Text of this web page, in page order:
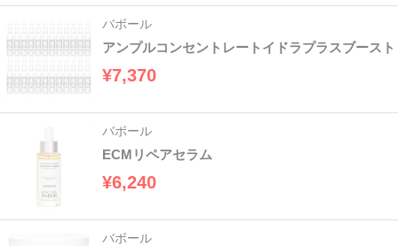
バボール
アンプルコンセントレートイドラプラスブースト
¥7,370
バボール
ECMリペアセラム
¥6,240
バボール